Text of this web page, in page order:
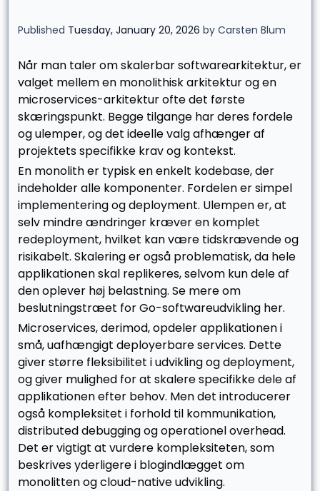
Published Tuesday, January 20, 2026 by Carsten Blum
Når man taler om skalerbar softwarearkitektur, er
valget mellem en monolithisk arkitektur og en
microservices-arkitektur ofte det første
skæringspunkt. Begge tilgange har deres fordele
og ulemper, og det ideelle valg afhænger af
projektets specifikke krav og kontekst.
En monolith er typisk en enkelt kodebase, der
indeholder alle komponenter. Fordelen er simpel
implementering og deployment. Ulempen er, at
selv mindre ændringer kræver en komplet
redeployment, hvilket kan være tidskrævende og
risikabelt. Skalering er også problematisk, da hele
applikationen skal replikeres, selvom kun dele af
den oplever høj belastning. Se mere om
beslutningstræet for Go-softwareudvikling her.
Microservices, derimod, opdeler applikationen i
små, uafhængigt deployerbare services. Dette
giver større fleksibilitet i udvikling og deployment,
og giver mulighed for at skalere specifikke dele af
applikationen efter behov. Men det introducerer
også kompleksitet i forhold til kommunikation,
distributed debugging og operationel overhead.
Det er vigtigt at vurdere kompleksiteten, som
beskrives yderligere i blogindlægget om
monolitten og cloud-native udvikling.